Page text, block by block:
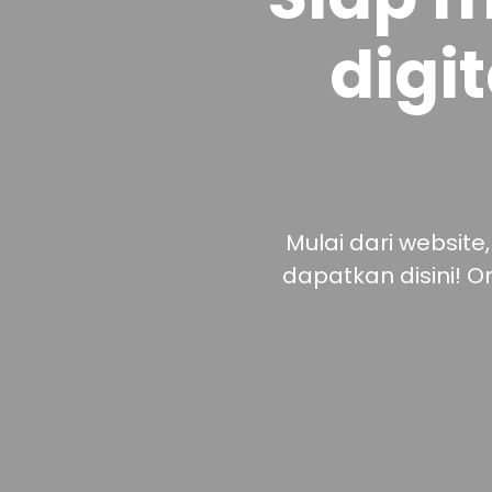
Mulai dari
dapatkan disini!